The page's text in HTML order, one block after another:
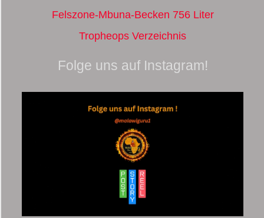
Felszone-Mbuna-Becken 756 Liter
Tropheops Verzeichnis
Folge uns auf Instagram!